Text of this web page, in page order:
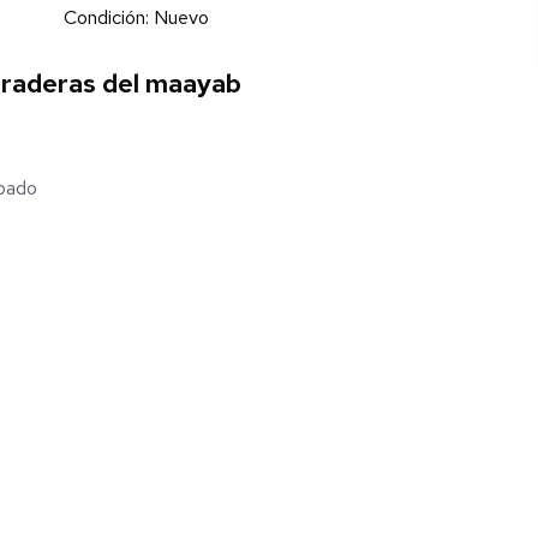
Condición: Nuevo
del maayab